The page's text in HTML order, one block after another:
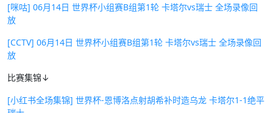
[咪咕] 06月14日 世界杯小组赛B组第1轮 卡塔尔vs瑞士 全场录像回
放
[CCTV] 06月14日 世界杯小组赛B组第1轮 卡塔尔vs瑞士 全场录像回
放
比赛集锦↓
[小红书全场集锦] 世界杯-恩博洛点射胡希补时造乌龙 卡塔尔1-1绝平